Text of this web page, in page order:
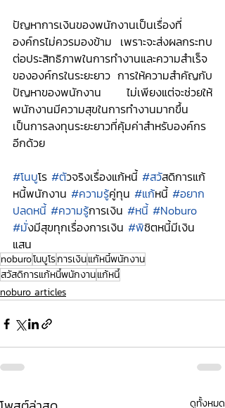
ปัญหาการเงินของพนักงานเป็นเรื่องที่
องค์กรไม่ควรมองข้าม เพราะจะส่งผลกระทบ
ต่อประสิทธิภาพในการทำงานและความสำเร็จ
ขององค์กรในระยะยาว การให้ความสำคัญกับ
ปัญหาของพนักงาน ไม่เพียงแต่จะช่วยให้
พนักงานมีความสุขในการทำงานมากขึ้น
เป็นการลงทุนระยะยาวที่คุ้มค่าสำหรับองค์กร
อีกด้วย
#โนบูโร #ตัวจริงเรื่องแก้หนี้ #สวัสดิการแก้
หนี้พนักงาน #ความรู้คู่ทุน #แก้หนี้ #อยาก
ปลดหน #ความรู้การเงิน #หน #Noburo
#มั่งมีสุขทุกเรื่องการเงิน #พิชิตหนี้มีเงิน
แสน
noburoโนบูโรการเงินแก้หนี้พนักงาน
สวัสดิการแก้หนี้พนักงาน้แก้หนี้
noburo articles
ดูทั้งหมด